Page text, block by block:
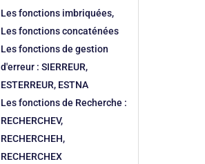
Les fonctions imbriquées,
Les fonctions concaténées
Les fonctions de gestion
d'erreur : SIERREUR,
ESTERREUR, ESTNA
Les fonctions de Recherche :
RECHERCHEV,
RECHERCHEH,
RECHERCHEX